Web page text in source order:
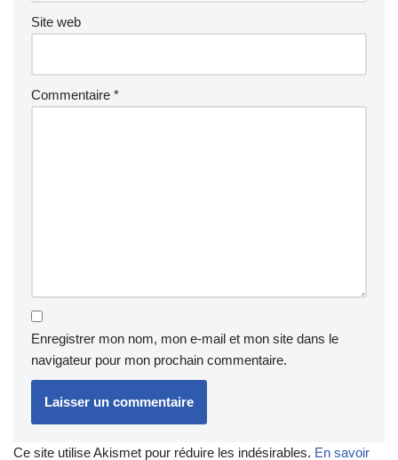
Site web
Commentaire *
Enregistrer mon nom, mon e-mail et mon site dans le
navigateur pour mon prochain commentaire.
Ce site utilise Akismet pour réduire les indésirables. En savoir